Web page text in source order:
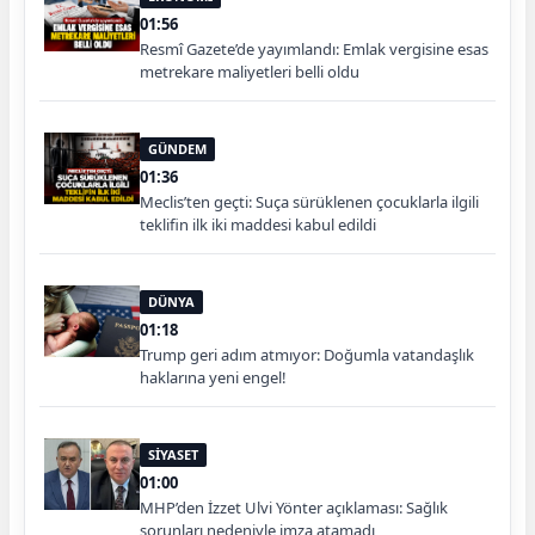
01:56
Resmî Gazete’de yayımlandı: Emlak vergisine esas
metrekare maliyetleri belli oldu
GÜNDEM
01:36
Meclis’ten geçti: Suça sürüklenen çocuklarla ilgili
teklifin ilk iki maddesi kabul edildi
DÜNYA
01:18
Trump geri adım atmıyor: Doğumla vatandaşlık
haklarına yeni engel!
SİYASET
01:00
MHP’den İzzet Ulvi Yönter açıklaması: Sağlık